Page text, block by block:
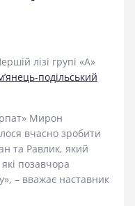
лізі групі «А»
подільський
Мирон
вчасно зробити
та Равлик, який
позавчора
– вважає наставник